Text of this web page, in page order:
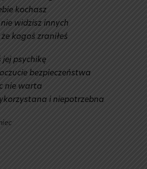
kochasz
widzisz innych
kogoś zraniłeś
jej psychikę
bezpieczeństwa
nie warta
i niepotrzebna